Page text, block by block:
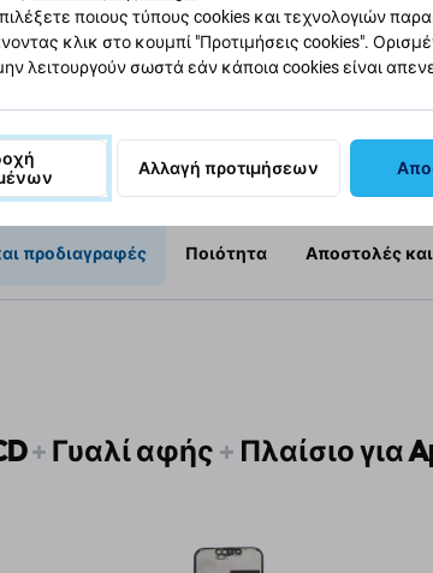
Προσθήκη στο
καλάθι
προδιαγραφές Ποιότητα Αποστολές
+Γυαλί αφής+ Πλαίσιο για
ποιους τύπους cookies και τεχνολογιών
κλικ στο κουμπί "Προτιμήσεις cookies".
λειτουργούν σωστά εάν κάποια cookies είναι
Αλλαγή προτιμήσεων